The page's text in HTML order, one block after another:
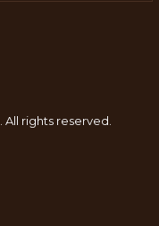
All rights reserved.